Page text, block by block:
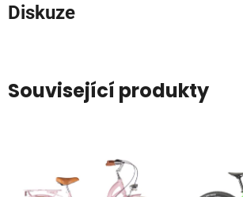
Diskuze
Související produkty